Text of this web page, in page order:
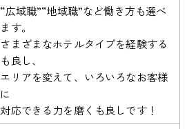
“広域職”“地域職”など働き方も選べ
ます。
さまざまなホテルタイプを経験する
も良し、
エリアを変えて、いろいろなお客様
に
対応できる力を磨くも良しです！